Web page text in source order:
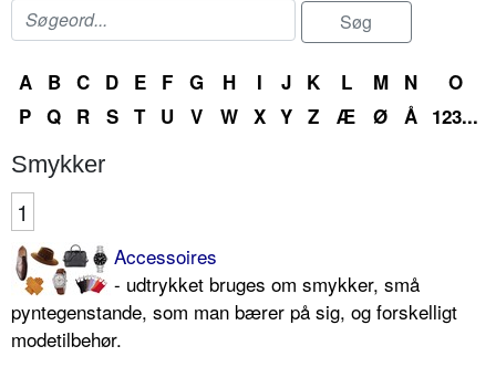
A B C D E F G H I J K L M N
O
P Q R S T U V W X Y Z Æ Ø Å 123...
Smykker
1
Accessoires
- udtrykket bruges om smykker, små
pyntegenstande, som man bærer på sig, og forskelligt
modetilbehør.